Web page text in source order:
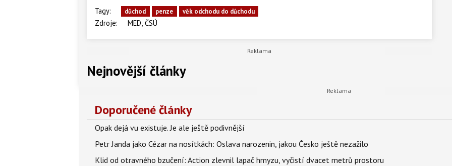
Tagy: důchod penze věk odchodu do důchodu
Zdroje: MED, ČSÚ
Nejnovější články
Doporučené články
Opak dejá vu existuje. Je ale ještě podivnější
Petr Janda jako Cézar na nosítkách: Oslava narozenin, jakou Česko ještě nezažilo
Klid od otravného bzučení: Action zlevnil lapač hmyzu, vyčistí dvacet metrů prostoru